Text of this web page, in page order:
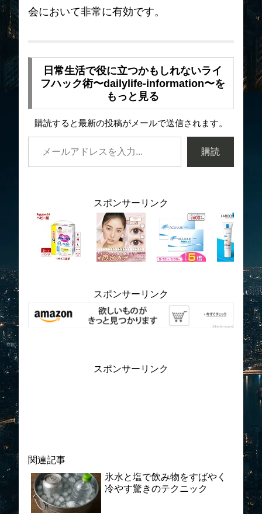
会において非常に有効です。
日常生活で役に立つかもしれないライ
フハック術〜dailylife-information〜を
もっと見る
購読すると最新の投稿がメールで送信されます。
購読
スポンサーリンク
スポンサーリンク
スポンサーリンク
関連記事
氷水と塩で飲み物をすばやく
冷やす驚きのテクニック